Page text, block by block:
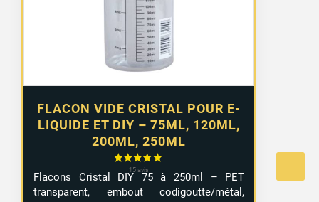
FLACON VIDE CRISTAL POUR E-
LIQUIDE ET DIY – 75ML, 120ML,
200ML, 250ML
à
4,99 €
Flacons Cristal DIY 75 à 250ml – PET
transparent, embout codigoutte/métal,